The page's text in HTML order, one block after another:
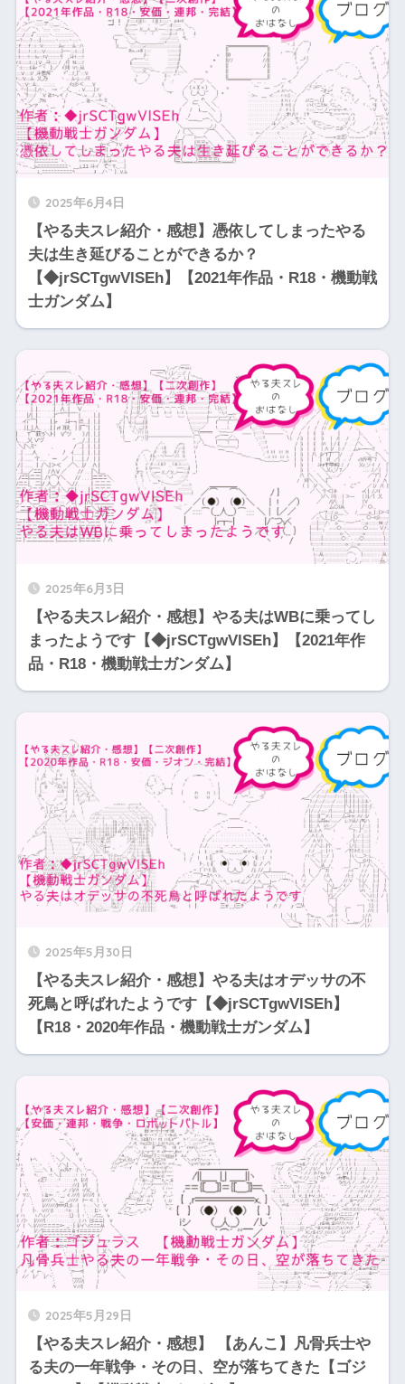
2025年6月4日
【やる夫スレ紹介・感想】憑依してしまったやる
夫は生き延びることができるか？
【◆jrSCTgwVlSEh】【2021年作品・R18・機動戦
士ガンダム】
2025年6月3日
【やる夫スレ紹介・感想】やる夫はWBに乗ってし
まったようです【◆jrSCTgwVlSEh】【2021年作
品・R18・機動戦士ガンダム】
2025年5月30日
【やる夫スレ紹介・感想】やる夫はオデッサの不
死鳥と呼ばれたようです【◆jrSCTgwVlSEh】
【R18・2020年作品・機動戦士ガンダム】
2025年5月29日
【やる夫スレ紹介・感想】 【あんこ】凡骨兵士や
る夫の一年戦争・その日、空が落ちてきた【ゴジ